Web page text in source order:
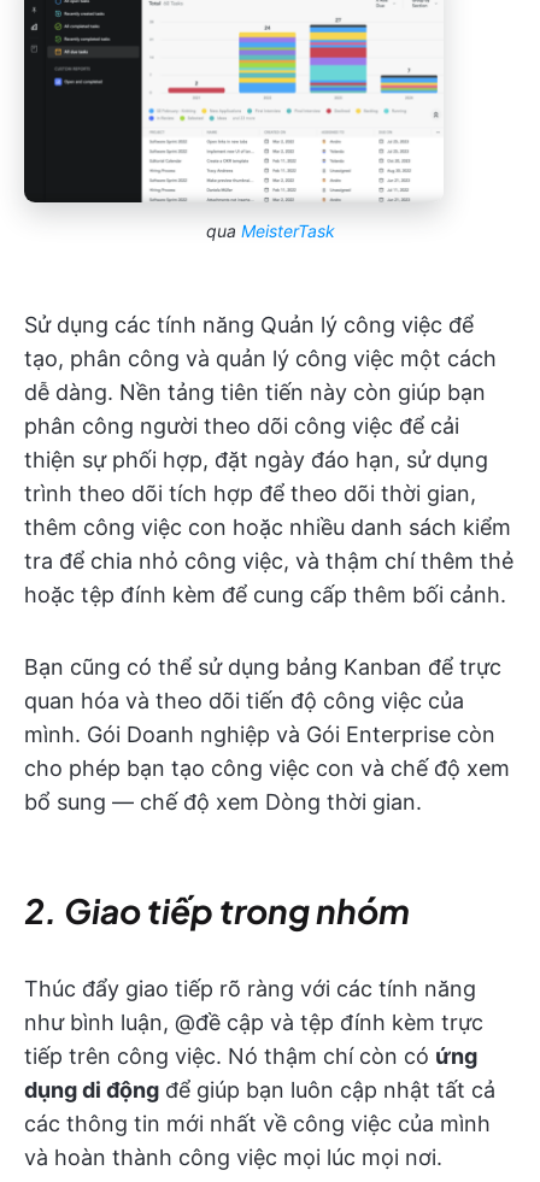
qua MeisterTask
Sử dụng các tính năng Quản lý công việc để
tạo, phân công và quản lý công việc một cách
dễ dàng. Nền tảng tiên tiến này còn giúp bạn
phân công người theo dõi công việc để cải
thiện sự phối hợp, đặt ngày đáo hạn, sử dụng
trình theo dõi tích hợp để theo dõi thời gian,
thêm công việc con hoặc nhiều danh sách kiểm
tra để chia nhỏ công việc, và thậm chí thêm thẻ
hoặc tệp đính kèm để cung cấp thêm bối cảnh.
Bạn cũng có thể sử dụng bảng Kanban để trực
quan hóa và theo dõi tiến độ công việc của
mình. Gói Doanh nghiệp và Gói Enterprise còn
cho phép bạn tạo công việc con và chế độ xem
bổ sung — chế độ xem Dòng thời gian.
2. Giao tiếp trong nhóm
Thúc đẩy giao tiếp rõ ràng với các tính năng
như bình luận, @đề cập và tệp đính kèm trực
tiếp trên công việc. Nó thậm chí còn có ứng
dụng di động để giúp bạn luôn cập nhật tất cả
các thông tin mới nhất về công việc của mình
và hoàn thành công việc mọi lúc mọi nơi.